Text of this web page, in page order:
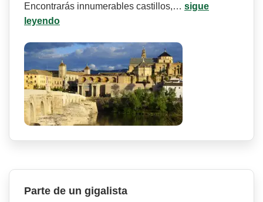
Encontrarás innumerables castillos,… sigue
leyendo
Parte de un gigalista